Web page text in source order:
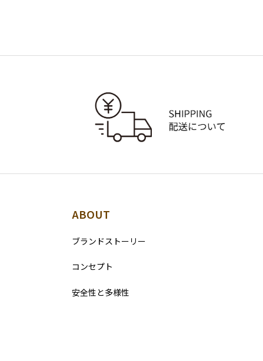
ABOUT
ブランドストーリー
コンセプト
安全性と多様性